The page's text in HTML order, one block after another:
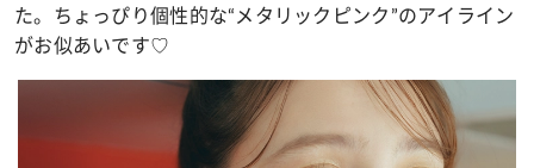
た。ちょっぴり個性的な“メタリックピンク”のアイライン
がお似あいです♡